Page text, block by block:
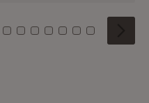
4 5 6
Kachel: 7
Zu Kachel: 8
Zu Kachel: 9
Zu Kachel: 10
Zu Kachel: 11
Zu Kachel: 12
Zu Kachel:
Zu